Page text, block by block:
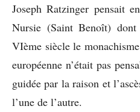
Joseph Ratzinger pensait
Nursie (Saint Benoît)
VIème siècle le
européenne n’était pas
guidée par la raison et
l’une de l’autre.